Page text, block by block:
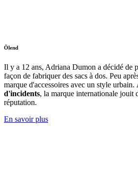
Ölend
Il y a 12 ans, Adriana Dumon a décidé de
façon de fabriquer des sacs à dos. Peu
marque d'accessoires avec un style urbain.
d'incidents, la marque internationale jouit
réputation.
En savoir plus